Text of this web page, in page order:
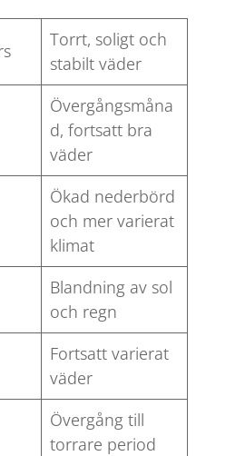
Torrt, soligt och
stabilt väder
Övergångsmåna
d, fortsatt bra
väder
Ökad nederbörd
och mer varierat
klimat
Blandning av sol
och regn
Fortsatt varierat
väder
Övergång till
torrare period